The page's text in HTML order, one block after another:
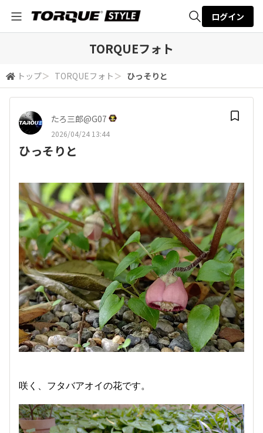
検索
ログイン
TORQUEフォト
トップ＞ TORQUEフォト ＞ ひっそりと
たろ三郎@G07
2026/04/24 13:44
ひっそりと
咲く、フタバアオイの花です。